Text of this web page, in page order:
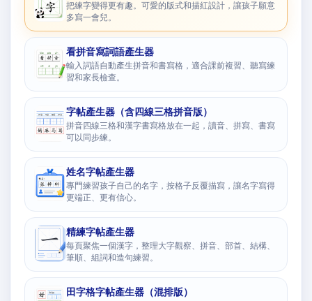
把練字變得更有趣。可愛的版式和描紅設計，讓孩子願意
多寫一會兒。
看拼音寫詞語產生器
輸入詞語自動產生拼音和書寫格，適合課前複習、聽寫練
習和家長檢查。
字帖產生器（含四線三格拼音版）
拼音四線三格和漢字書寫格放在一起，讀音、拼寫、書寫
可以同步練。
姓名字帖產生器
專門練習孩子自己的名字，按格子反覆描寫，讓名字寫得
更端正、更有信心。
精練字帖產生器
每頁聚焦一個漢字，整理大字觀察、拼音、部首、結構、
筆順、組詞和造句練習。
田字格字帖產生器（混排版）